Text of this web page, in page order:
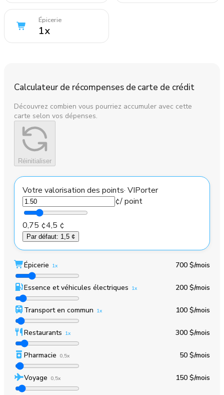
Épicerie
1x
Calculateur de récompenses de carte de crédit
Découvrez combien vous pourriez accumuler avec cette
carte selon vos dépenses.
Réinitialiser
Votre valorisation des points· VIPorter
¢/ point
0,75 ¢4,5 ¢
Par défaut: 1,5 ¢
Épicerie 1x 700 $/mois
Essence et véhicules électriques 1x 200 $/mois
Transport en commun 1x 100 $/mois
Restaurants 1x 300 $/mois
Pharmacie 0,5x 50 $/mois
Voyage 0,5x 150 $/mois